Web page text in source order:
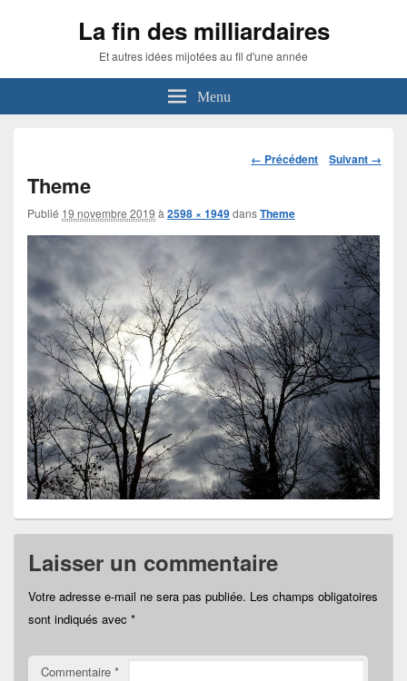
La fin des milliardaires
Et autres idées mijotées au fil d'une année
Menu
Navigation
images
← Précédent Suivant →
Theme
Publié 19 novembre 2019 à 2598 × 1949dansTheme
Laisser un commentaire
Votre adresse e-mail ne sera pas publiée. Les champs obligatoires
sont indiqués avec *
Commentaire *